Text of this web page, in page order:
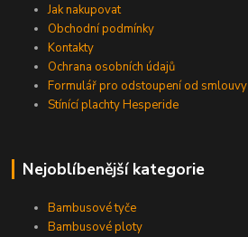
Jak nakupovat
Obchodní podmínky
Kontakty
Ochrana osobních údajů
Formulář pro odstoupení od smlouvy
Stínící plachty Hesperide
Nejoblíbenější kategorie
Bambusové tyče
Bambusové ploty